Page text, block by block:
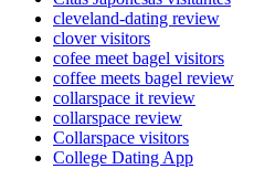
cleveland-dating review
clover visitors
cofee meet bagel visitors
coffee meets bagel review
collarspace it review
collarspace review
Collarspace visitors
College Dating App